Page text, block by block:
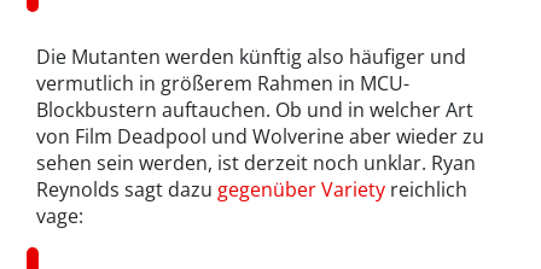
Die Mutanten werden künftig also häufiger und
vermutlich in größerem Rahmen in MCU-
Blockbustern auftauchen. Ob und in welcher Art
von Film Deadpool und Wolverine aber wieder zu
sehen sein werden, ist derzeit noch unklar. Ryan
Reynolds sagt dazu gegenüber Variety reichlich
vage: